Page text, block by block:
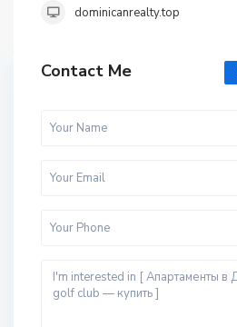
dominicanrealty.top
Contact Me